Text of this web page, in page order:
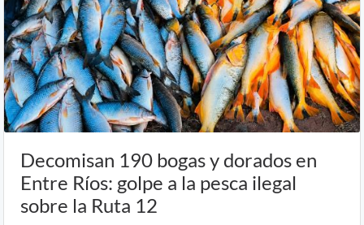
Decomisan 190 bogas y dorados en
Entre Ríos: golpe a la pesca ilegal
sobre la Ruta 12